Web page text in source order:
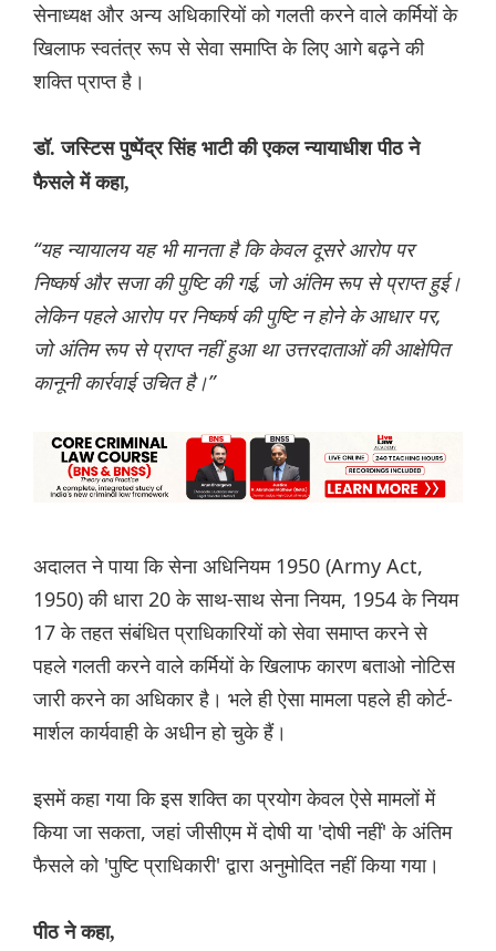
सेनाध्यक्ष और अन्य अधिकारियों को गलती करने वाले कर्मियों के
खिलाफ स्वतंत्र रूप से सेवा समाप्ति के लिए आगे बढ़ने की
शक्ति प्राप्त है।
डॉ. जस्टिस पुष्पेंद्र सिंह भाटी की एकल न्यायाधीश पीठ ने
फैसले में कहा,
“यह न्यायालय यह भी मानता है कि केवल दूसरे आरोप पर
निष्कर्ष और सजा की पुष्टि की गई, जो अंतिम रूप से प्राप्त हुई।
लेकिन पहले आरोप पर निष्कर्ष की पुष्टि न होने के आधार पर,
जो अंतिम रूप से प्राप्त नहीं हुआ था उत्तरदाताओं की आक्षेपित
कानूनी कार्रवाई उचित है।”
अदालत ने पाया कि सेना अधिनियम 1950 (Army Act,
1950) की धारा 20 के साथ-साथ सेना नियम, 1954 के नियम
17 के तहत संबंधित प्राधिकारियों को सेवा समाप्त करने से
पहले गलती करने वाले कर्मियों के खिलाफ कारण बताओ नोटिस
जारी करने का अधिकार है। भले ही ऐसा मामला पहले ही कोर्ट-
मार्शल कार्यवाही के अधीन हो चुके हैं।
इसमें कहा गया कि इस शक्ति का प्रयोग केवल ऐसे मामलों में
किया जा सकता, जहां जीसीएम में दोषी या 'दोषी नहीं' के अंतिम
फैसले को 'पुष्टि प्राधिकारी' द्वारा अनुमोदित नहीं किया गया।
पीठ ने कहा,